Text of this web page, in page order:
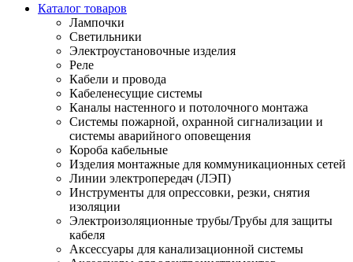
Каталог товаров
Лампочки
Светильники
Электроустановочные изделия
Реле
Кабели и провода
Кабеленесущие системы
Каналы настенного и потолочного монтажа
Системы пожарной, охранной сигнализации и
системы аварийного оповещения
Короба кабельные
Изделия монтажные для коммуникационных сетей
Линии электропередач (ЛЭП)
Инструменты для опрессовки, резки, снятия
изоляции
Электроизоляционные трубы/Трубы для защиты
кабеля
Аксессуары для канализационной системы